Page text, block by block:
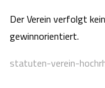
Der Verein verfolgt
gewinnorientiert.
statuten-verein-